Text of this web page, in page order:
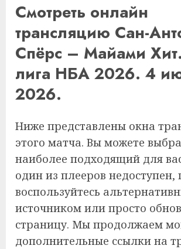
Смотреть онлайн
трансляцию Сан-
Спёрс – Майами
лига НБА 2026. 4
2026.
Ниже представлены окна
этого матча. Вы можете
наиболее подходящий для
один из плееров недоступен,
воспользуйтесь
источником или просто
страницу. Мы продолжаем
дополнительные ссылки на